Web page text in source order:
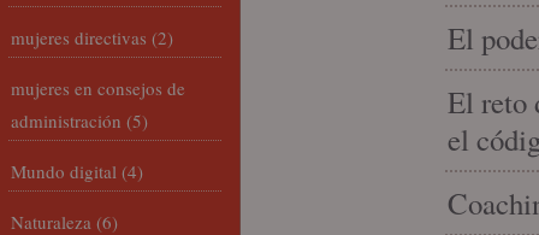
El
El reto
el
mujeres directivas (2)
mujeres en consejos de
administración (5)
Mundo digital (4)
Naturaleza (6)